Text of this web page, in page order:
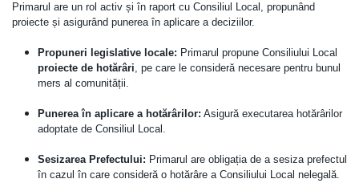
Primarul are un rol activ și în raport cu Consiliul Local, propunând
proiecte și asigurând punerea în aplicare a deciziilor.
Propuneri legislative locale: Primarul propune Consiliului Local
proiecte de hotărâri, pe care le consideră necesare pentru bunul
mers al comunității.
Punerea în aplicare a hotărârilor: Asigură executarea hotărârilor
adoptate de Consiliul Local.
Sesizarea Prefectului: Primarul are obligația de a sesiza prefectul
în cazul în care consideră o hotărâre a Consiliului Local nelegală.